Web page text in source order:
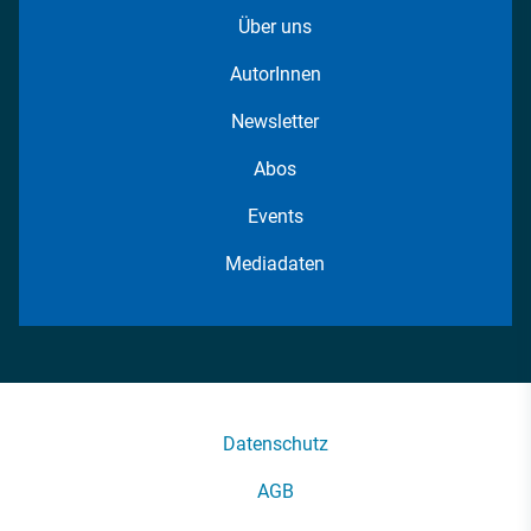
Über uns
AutorInnen
Newsletter
Abos
Events
Mediadaten
Datenschutz
AGB